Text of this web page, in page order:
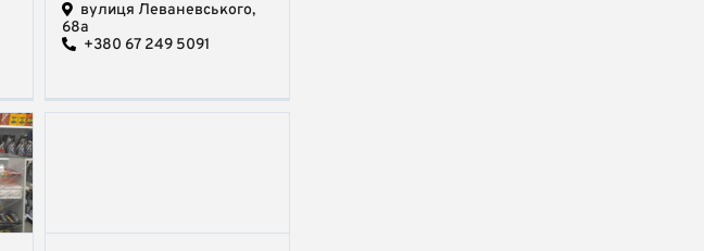
вулиця Леваневського,
68a
+380 67 249 5091